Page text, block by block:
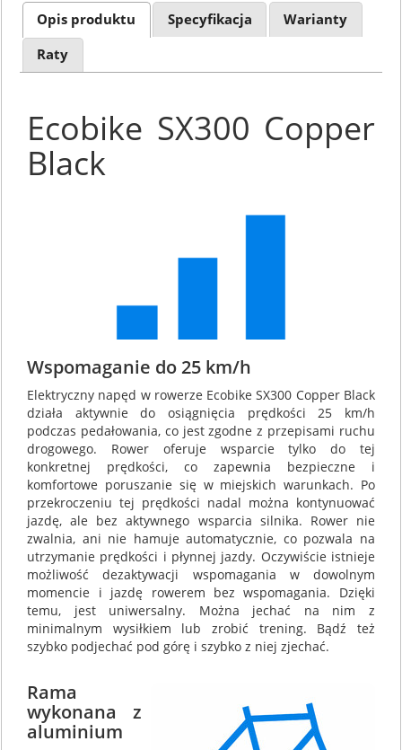
Opis produktu Specyfikacja
Warianty
Raty
Ecobike SX300 Copper
Black
Wspomaganie do 25 km/h
Elektryczny napęd w rowerze Ecobike SX300 Copper Black
działa aktywnie do osiągnięcia prędkości 25 km/h
podczas pedałowania, co jest zgodne z przepisami ruchu
drogowego. Rower oferuje wsparcie tylko do tej
konkretnej prędkości, co zapewnia bezpieczne i
komfortowe poruszanie się w miejskich warunkach. Po
przekroczeniu tej prędkości nadal można kontynuować
jazdę, ale bez aktywnego wsparcia silnika. Rower nie
zwalnia, ani nie hamuje automatycznie, co pozwala na
utrzymanie prędkości i płynnej jazdy. Oczywiście istnieje
możliwość dezaktywacji wspomagania w dowolnym
momencie i jazdę rowerem bez wspomagania. Dzięki
temu, jest uniwersalny. Można jechać na nim z
minimalnym wysiłkiem lub zrobić trening. Bądź też
szybko podjechać pod górę i szybko z niej zjechać.
Rama
wykonana z
aluminium